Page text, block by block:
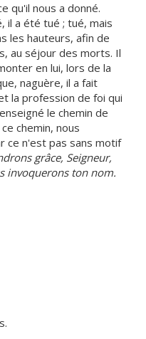
qu'il nous a donné.
il a été tué ; tué, mais
les hauteurs, afin de
au séjour des morts. Il
en lui, lors de la
naguère, il a fait
la profession de foi qui
le chemin de
chemin, nous
ce n'est pas sans motif
grâce, Seigneur,
invoquerons ton nom.